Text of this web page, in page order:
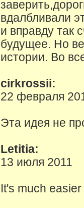
вдалбливали
и вправду так
будущее. Но
истории. Во
cirkrossii:
22 февраля
Эта идея не
Letitia:
13 июля 2011
It's much